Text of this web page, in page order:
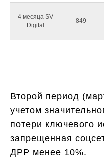
4 месяца SV
Digital
849
Второй период
учетом
потери ключевого
запрещенная
ДРР менее 10%.